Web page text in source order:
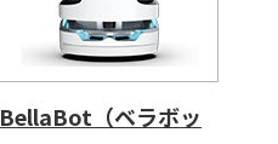
（ベラボッ